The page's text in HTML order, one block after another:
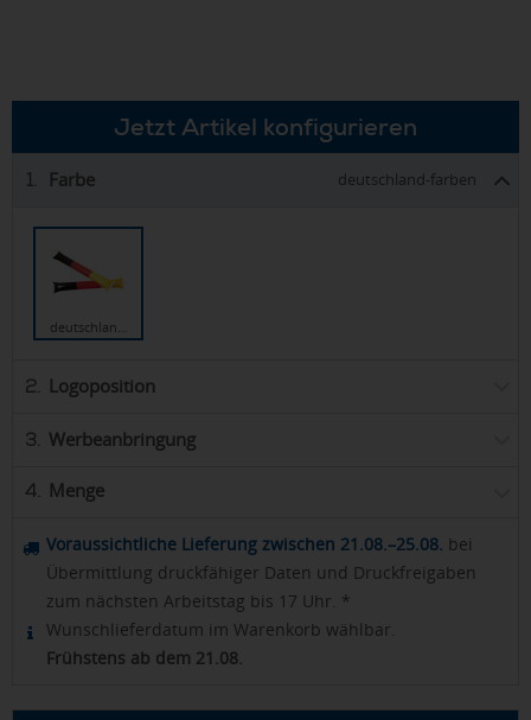
Jetzt Artikel konfigurieren
1. Farbe deutschland-farben
deutschlan…
2. Logoposition
3. Werbeanbringung
4. Menge
Voraussichtliche Lieferung zwischen 21.08.–25.08. bei
Übermittlung druckfähiger Daten und Druckfreigaben
zum nächsten Arbeitstag bis 17 Uhr. *
Wunschlieferdatum im Warenkorb wählbar.
Frühstens ab dem 21.08.